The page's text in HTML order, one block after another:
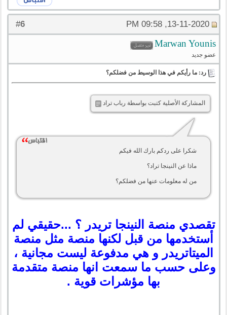
#
6 13-11-2020, 09:58 PM
‪Marwan Younis‬‏
عضو جديد
رد: ما رأيكم في هذا الوسيط من فضلكم؟
المشاركة الأصلية كتبت بواسطة رباب تراد
شكرا على ردكم بارك الله فيكم
ماذا عن النينجا تراد؟
من له معلومات عنها من فضلكم؟
تقصدي منصة النينجا تريدر ؟ ...حقيقي لم
أستخدمها من قبل لكنها منصة مثل منصة
الميتاتريدر و هي مدفوعة ليست مجانية ،
وعلى حسب ما سمعت انها منصة متقدمة
بها مؤشرات قوية .